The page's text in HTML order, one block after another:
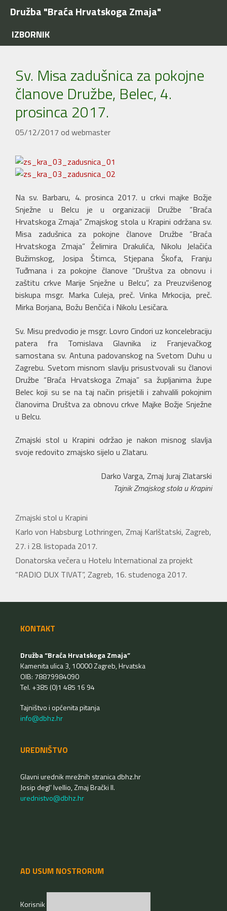
Preskoči
sadržaj
Družba "Braća Hrvatskoga Zmaja"
IZBORNIK
Sv. Misa zadušnica za pokojne
članove Družbe, Belec, 4.
prosinca 2017.
05/12/2017 od webmaster
Na sv. Barbaru, 4. prosinca 2017. u crkvi majke Božje
Snježne u Belcu je u organizaciji Družbe “Braća
Hrvatskoga Zmaja” Zmajskog stola u Krapini održana sv.
Misa zadušnica za pokojne članove Družbe “Braća
Hrvatskoga Zmaja” Želimira Drakulića, Nikolu Jelačića
Bužimskog, Josipa Štimca, Stjepana Škofa, Franju
Tuđmana i za pokojne članove “Društva za obnovu i
zaštitu crkve Marije Snježne u Belcu”, za Preuzvišenog
biskupa msgr. Marka Culeja, preč. Vinka Mrkocija, preč.
Mirka Borjana, Božu Benčića i Nikolu Lesičara.
Sv. Misu predvodio je msgr. Lovro Cindori uz koncelebraciju
patera fra Tomislava Glavnika iz Franjevačkog
samostana sv. Antuna padovanskog na Svetom Duhu u
Zagrebu. Svetom misnom slavlju prisustvovali su članovi
Družbe “Braća Hrvatskoga Zmaja” sa župljanima župe
Belec koji su se na taj način prisjetili i zahvalili pokojnim
članovima Društva za obnovu crkve Majke Božje Snježne
u Belcu.
Zmajski stol u Krapini održao je nakon misnog slavlja
svoje redovito zmajsko sijelo u Zlataru.
Darko Varga, Zmaj Juraj Zlatarski
Tajnik Zmajskog stola u Krapini
Kategorije
Zmajski stol u Krapini
Karlo von Habsburg Lothringen, Zmaj Karlštatski, Zagreb,
27. i 28. listopada 2017.
Donatorska večera u Hotelu International za projekt
“RADIO DUX TIVAT”, Zagreb, 16. studenoga 2017.
KONTAKT
Družba “Braća Hrvatskoga Zmaja”
Kamenita ulica 3, 10000 Zagreb, Hrvatska
OIB: 78879984090
Tel. +385 (0)1 485 16 94
Tajništvo i općenita pitanja
info@dbhz.hr
UREDNIŠTVO
Glavni urednik mrežnih stranica dbhz.hr
Josip degl’ Ivellio, Zmaj Brački II.
urednistvo@dbhz.hr
AD USUM NOSTRORUM
Korisnik